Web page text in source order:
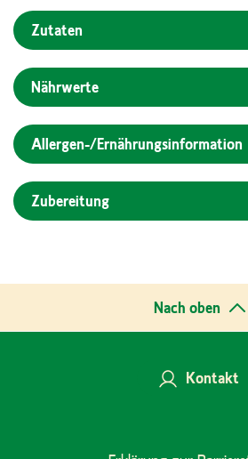
Zutaten
Nährwerte
Allergen-/Ernährungs­information
Zubereitung
Nach oben
Kontakt